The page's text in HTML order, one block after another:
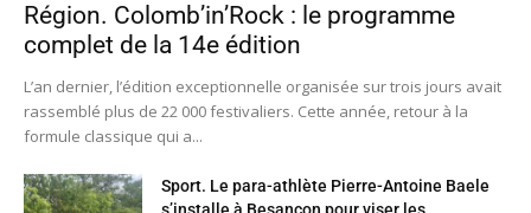
Région. Colomb’in’Rock : le programme
complet de la 14e édition
L’an dernier, l’édition exceptionnelle organisée sur trois jours avait
rassemblé plus de 22 000 festivaliers. Cette année, retour à la
formule classique qui a...
Sport. Le para-athlète Pierre-Antoine Baele